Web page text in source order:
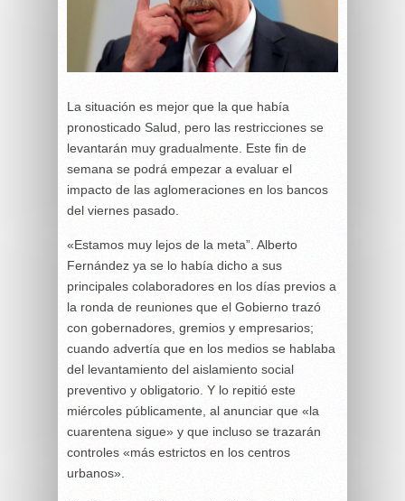
La situación es mejor que la que había
pronosticado Salud, pero las restricciones se
levantarán muy gradualmente. Este fin de
semana se podrá empezar a evaluar el
impacto de las aglomeraciones en los bancos
del viernes pasado.
«Estamos muy lejos de la meta”. Alberto
Fernández ya se lo había dicho a sus
principales colaboradores en los días previos a
la ronda de reuniones que el Gobierno trazó
con gobernadores, gremios y empresarios;
cuando advertía que en los medios se hablaba
del levantamiento del aislamiento social ​
preventivo y obligatorio. Y lo repitió este
miércoles públicamente, al anunciar que «la
cuarentena sigue» y que incluso se trazarán
controles «más estrictos en los centros
urbanos».